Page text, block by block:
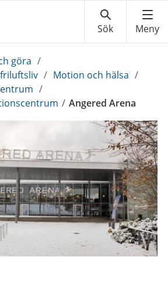
göra /
/ Motion och hälsa /
/
/ Angered Arena